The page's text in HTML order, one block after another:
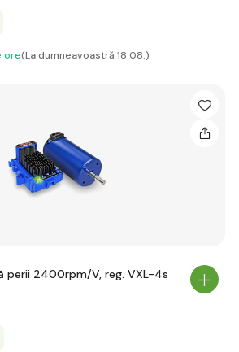
ore(La dumneavoastră 18.08.)
perii 2400rpm/V, reg. VXL-4s